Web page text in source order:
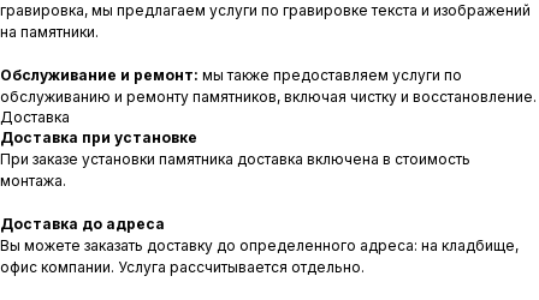
гравировка, мы предлагаем услуги по гравировке текста и изображений
на памятники.
Обслуживание и ремонт: мы также предоставляем услуги по
обслуживанию и ремонту памятников, включая чистку и восстановление.
Доставка
Доставка при установке
При заказе установки памятника доставка включена в стоимость
монтажа.
Доставка до адреса
Вы можете заказать доставку до определенного адреса: на кладбище,
офис компании. Услуга рассчитывается отдельно.